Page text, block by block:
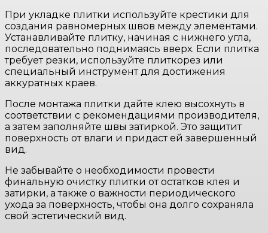
При укладке плитки используйте крестики для
создания равномерных швов между элементами.
Устанавливайте плитку, начиная с нижнего угла,
последовательно поднимаясь вверх. Если плитка
требует резки, используйте плиткорез или
специальный инструмент для достижения
аккуратных краев.
После монтажа плитки дайте клею высохнуть в
соответствии с рекомендациями производителя,
а затем заполняйте швы затиркой. Это защитит
поверхность от влаги и придаст ей завершенный
вид.
Не забывайте о необходимости провести
финальную очистку плитки от остатков клея и
затирки, а также о важности периодического
ухода за поверхность, чтобы она долго сохраняла
свой эстетический вид.